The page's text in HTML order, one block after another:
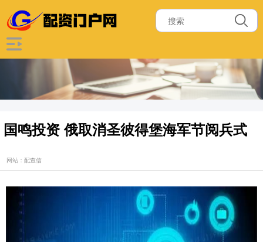
国鸣投资 俄取消圣彼得堡海军节阅兵式
网站：配查信